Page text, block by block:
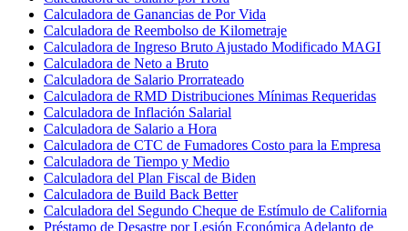
Calculadora de Ganancias de Por Vida
Calculadora de Reembolso de Kilometraje
Calculadora de Ingreso Bruto Ajustado Modificado MAGI
Calculadora de Neto a Bruto
Calculadora de Salario Prorrateado
Calculadora de RMD Distribuciones Mínimas Requeridas
Calculadora de Inflación Salarial
Calculadora de Salario a Hora
Calculadora de CTC de Fumadores Costo para la Empresa
Calculadora de Tiempo y Medio
Calculadora del Plan Fiscal de Biden
Calculadora de Build Back Better
Calculadora del Segundo Cheque de Estímulo de California
Préstamo de Desastre por Lesión Económica Adelanto de